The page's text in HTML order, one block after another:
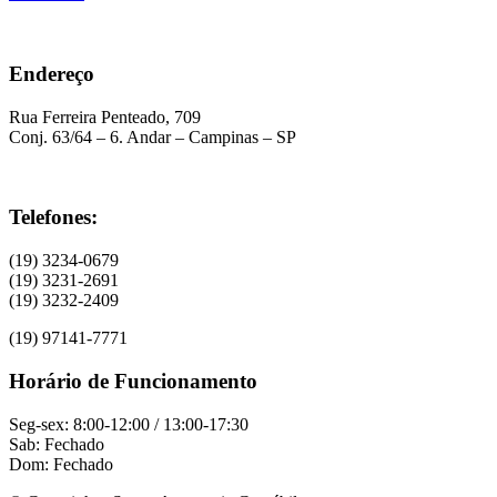
Endereço
Rua Ferreira Penteado, 709
Conj. 63/64 – 6. Andar – Campinas – SP
Telefones:
(19) 3234-0679
(19) 3231-2691
(19) 3232-2409
(19) 97141-7771
Horário de Funcionamento
Seg-sex: 8:00-12:00 / 13:00-17:30
Sab: Fechado
Dom: Fechado